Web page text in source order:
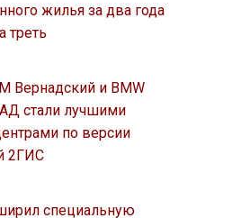
жилья за два года
треть
Вернадский и BMW
стали лучшими
по версии
2ГИС
специальную